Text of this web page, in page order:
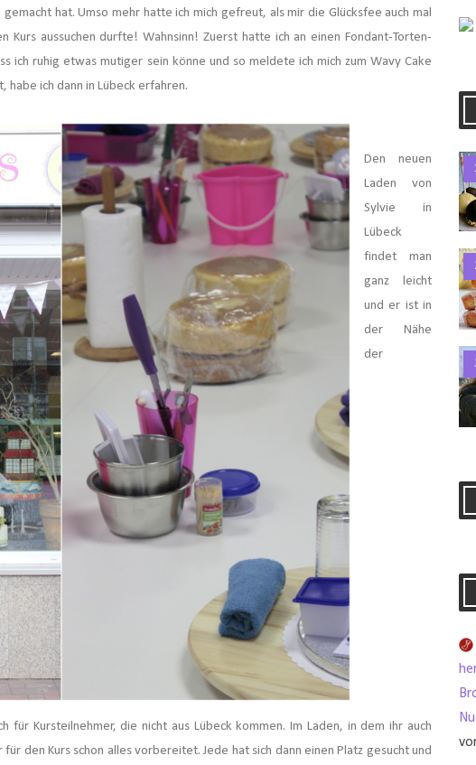
hat. Umso mehr hatte ich mich gefreut, als mir die Glücksfee auch mal
Kurs aussuchen durfte! Wahnsinn! Zuerst hatte ich an einen Fondant-Torten-
ich ruhig etwas mutiger sein könne und so meldete ich mich zum Wavy Cake
habe ich dann in Lübeck erfahren.
Den neuen
Laden von
Sylvie in
Lübeck
findet man
ganz leicht
und er ist in
der Nähe
der
für Kursteilnehmer, die nicht aus Lübeck kommen. Im Laden, in dem ihr auch
den Kurs schon alles vorbereitet. Jede hat sich dann einen Platz gesucht und